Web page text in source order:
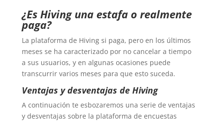
¿Es Hiving una estafa o realmente
paga?
La plataforma de Hiving si paga, pero en los últimos
meses se ha caracterizado por no cancelar a tiempo
a sus usuarios, y en algunas ocasiones puede
transcurrir varios meses para que esto suceda.
Ventajas y desventajas de Hiving
A continuación te esbozaremos una serie de ventajas
y desventajas sobre la plataforma de encuestas